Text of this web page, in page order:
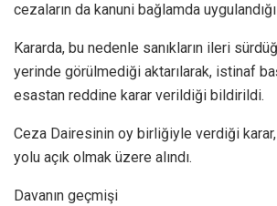
cezaların da kanuni bağlamda
Kararda, bu nedenle sanıkların ileri
yerinde görülmediği aktarılarak, istinaf
esastan reddine karar verildiği bildirildi.
Ceza Dairesinin oy birliğiyle verdiği karar,
yolu açık olmak üzere alındı.
Davanın geçmişi